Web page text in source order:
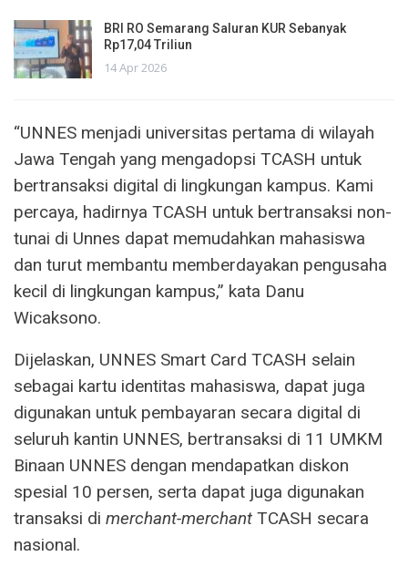
BRI RO Semarang Saluran KUR Sebanyak
Rp17,04 Triliun
14 Apr 2026
“UNNES menjadi universitas pertama di wilayah
Jawa Tengah yang mengadopsi TCASH untuk
bertransaksi digital di lingkungan kampus. Kami
percaya, hadirnya TCASH untuk bertransaksi non-
tunai di Unnes dapat memudahkan mahasiswa
dan turut membantu memberdayakan pengusaha
kecil di lingkungan kampus,” kata Danu
Wicaksono.
Dijelaskan, UNNES Smart Card TCASH selain
sebagai kartu identitas mahasiswa, dapat juga
digunakan untuk pembayaran secara digital di
seluruh kantin UNNES, bertransaksi di 11 UMKM
Binaan UNNES dengan mendapatkan diskon
spesial 10 persen, serta dapat juga digunakan
transaksi di merchant-merchant TCASH secara
nasional.